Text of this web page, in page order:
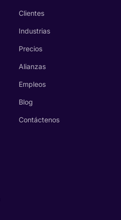
Clientes
Industrias
Precios
Alianzas
Empleos
Blog
Contáctenos